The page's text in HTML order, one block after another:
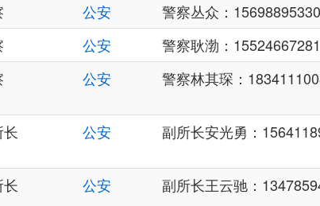
公安
警察丛众：15698895330
公安
警察耿渤：15524667281
公安 警察林其琛：
公安 副所长安光勇：
公安 副所长王云驰：